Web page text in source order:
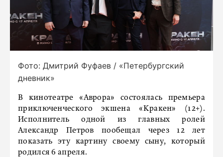
Фото: Дмитрий Фуфаев / «Петербургский
дневник»
В кинотеатре «Аврора» состоялась премьера
приключенческого экшена «Кракен» (12+).
Исполнитель одной из главных ролей
Александр Петров пообещал через 12 лет
показать эту картину своему сыну, который
родился 6 апреля.